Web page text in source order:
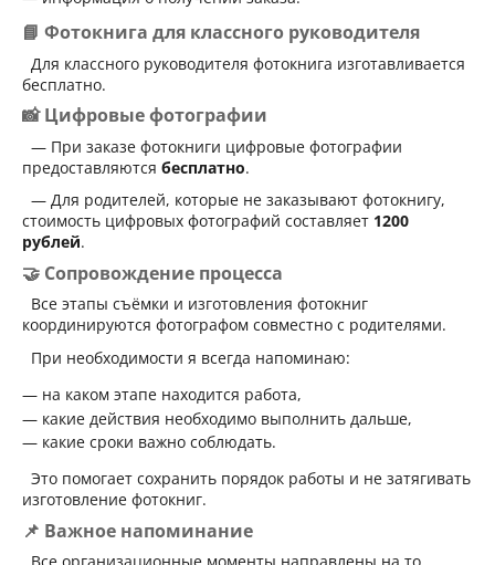
📘 Фотокнига для классного руководителя
Для классного руководителя фотокнига изготавливается
бесплатно.
📸 Цифровые фотографии
— При заказе фотокниги цифровые фотографии
предоставляются бесплатно.
— Для родителей, которые не заказывают фотокнигу,
стоимость цифровых фотографий составляет 1200
рублей.
🤝 Сопровождение процесса
Все этапы съёмки и изготовления фотокниг
координируются фотографом совместно с родителями.
При необходимости я всегда напоминаю:
на каком этапе находится работа,
какие действия необходимо выполнить дальше,
какие сроки важно соблюдать.
Это помогает сохранить порядок работы и не затягивать
изготовление фотокниг.
📌 Важное напоминание